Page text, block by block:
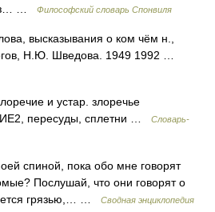
…
Философский словарь Спонвиля
высказывания о ком чём н.,
Н.Ю. Шведова. 1949 1992 …
и устар. злоречье
пересуды, сплетни …
Словарь-
спиной, пока обо мне говорят
Послушай, что они говорят о
грязью,… …
Сводная энциклопедия